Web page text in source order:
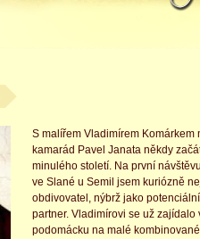
S malířem Vladimírem Komárkem
kamarád Pavel Janata někdy
minulého století. Na první
ve Slané u Semil jsem kuriózně
obdivovatel, nýbrž jako
partner. Vladimírovi se už zajídalo
podomácku na malé